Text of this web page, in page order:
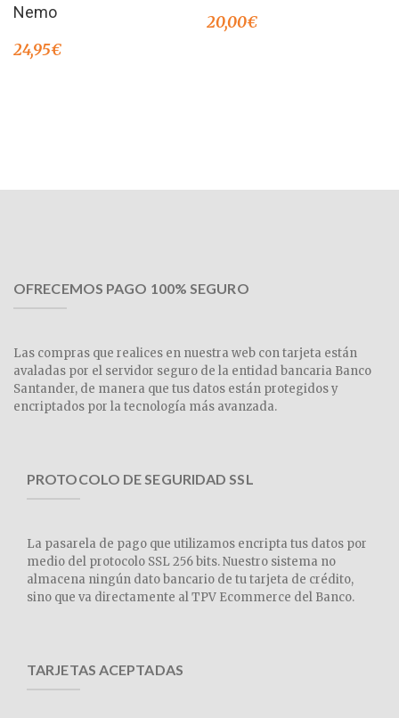
Nemo
24,95€
20,00€
OFRECEMOS PAGO 100% SEGURO
Las compras que realices en nuestra web con tarjeta están
avaladas por el servidor seguro de la entidad bancaria Banco
Santander, de manera que tus datos están protegidos y
encriptados por la tecnología más avanzada.
PROTOCOLO DE SEGURIDAD SSL
La pasarela de pago que utilizamos encripta tus datos por
medio del protocolo SSL 256 bits. Nuestro sistema no
almacena ningún dato bancario de tu tarjeta de crédito,
sino que va directamente al TPV Ecommerce del Banco.
TARJETAS ACEPTADAS